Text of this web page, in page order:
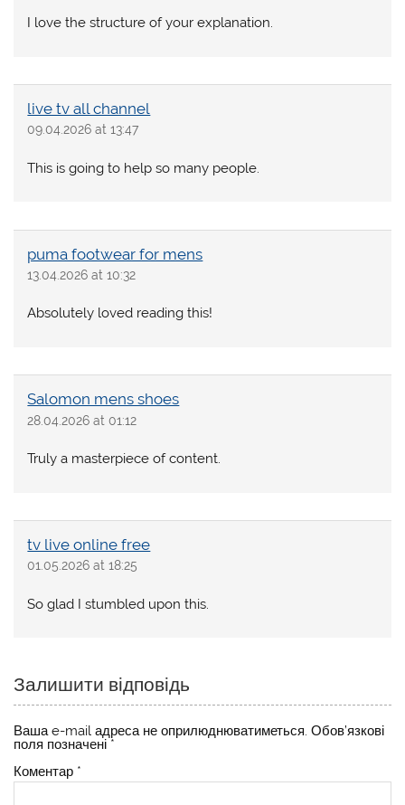
I love the structure of your explanation.
live tv all channel
09.04.2026 at 13:47
This is going to help so many people.
puma footwear for mens
13.04.2026 at 10:32
Absolutely loved reading this!
Salomon mens shoes
28.04.2026 at 01:12
Truly a masterpiece of content.
tv live online free
01.05.2026 at 18:25
So glad I stumbled upon this.
Залишити відповідь
Ваша e-mail адреса не оприлюднюватиметься. Обов’язкові
поля позначені *
Коментар *